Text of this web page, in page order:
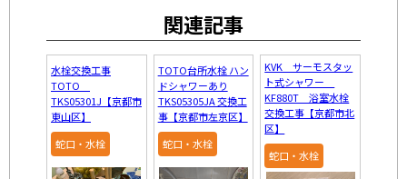
関連記事
水栓交換工事
TOTO
TKS05301J【京都市
東山区】
蛇口・水栓
TOTO台所水栓 ハン
ドシャワーあり
TKS05305JA 交換工
事【京都市左京区】
蛇口・水栓
KVK サーモスタッ
ト式シャワー
KF880T 浴室水栓
交換工事【京都市北
区】
蛇口・水栓